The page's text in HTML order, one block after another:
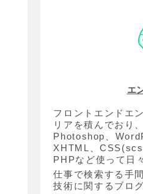
エ
フロントエンドエ
リアを積んでおり
Photoshop、
XHTML、
PHPなど使って日
仕事で検索する手
技術に関するブロ